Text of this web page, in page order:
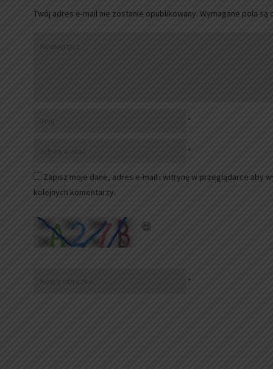
Twój adres e-mail nie zostanie opublikowany. Wymagane pola są
*
*
Zapisz moje dane, adres e-mail i witrynę w przeglądarce aby
kolejnych komentarzy.
*